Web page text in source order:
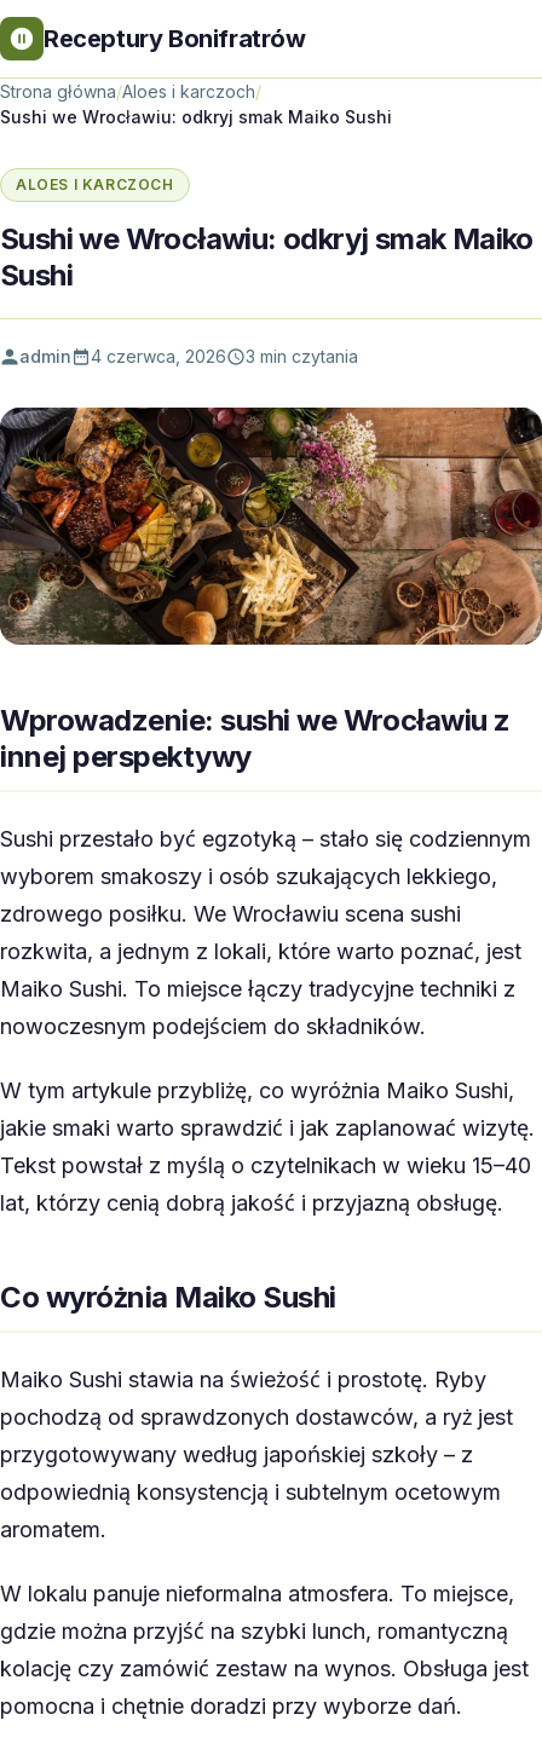
Receptury Bonifratrów
Strona główna/Aloes i karczoch/
Sushi we Wrocławiu: odkryj smak Maiko Sushi
ALOES I KARCZOCH
Sushi we Wrocławiu: odkryj smak Maiko
Sushi
admin 4 czerwca, 2026 3 min czytania
Wprowadzenie: sushi we Wrocławiu z
innej perspektywy
Sushi przestało być egzotyką – stało się codziennym
wyborem smakoszy i osób szukających lekkiego,
zdrowego posiłku. We Wrocławiu scena sushi
rozkwita, a jednym z lokali, które warto poznać, jest
Maiko Sushi. To miejsce łączy tradycyjne techniki z
nowoczesnym podejściem do składników.
W tym artykule przybliżę, co wyróżnia Maiko Sushi,
jakie smaki warto sprawdzić i jak zaplanować wizytę.
Tekst powstał z myślą o czytelnikach w wieku 15–40
lat, którzy cenią dobrą jakość i przyjazną obsługę.
Co wyróżnia Maiko Sushi
Maiko Sushi stawia na świeżość i prostotę. Ryby
pochodzą od sprawdzonych dostawców, a ryż jest
przygotowywany według japońskiej szkoły – z
odpowiednią konsystencją i subtelnym ocetowym
aromatem.
W lokalu panuje nieformalna atmosfera. To miejsce,
gdzie można przyjść na szybki lunch, romantyczną
kolację czy zamówić zestaw na wynos. Obsługa jest
pomocna i chętnie doradzi przy wyborze dań.